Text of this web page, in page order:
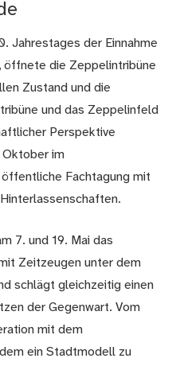
Jahrestages der Einnahme
öffnete die Zeppelintribüne
Zustand und die
und das Zeppelinfeld
Perspektive
Oktober im
Fachtagung mit
7. und 19. Mai das
Zeitzeugen unter dem
schlägt gleichzeitig einen
der Gegenwart. Vom
mit dem
ein Stadtmodell zu